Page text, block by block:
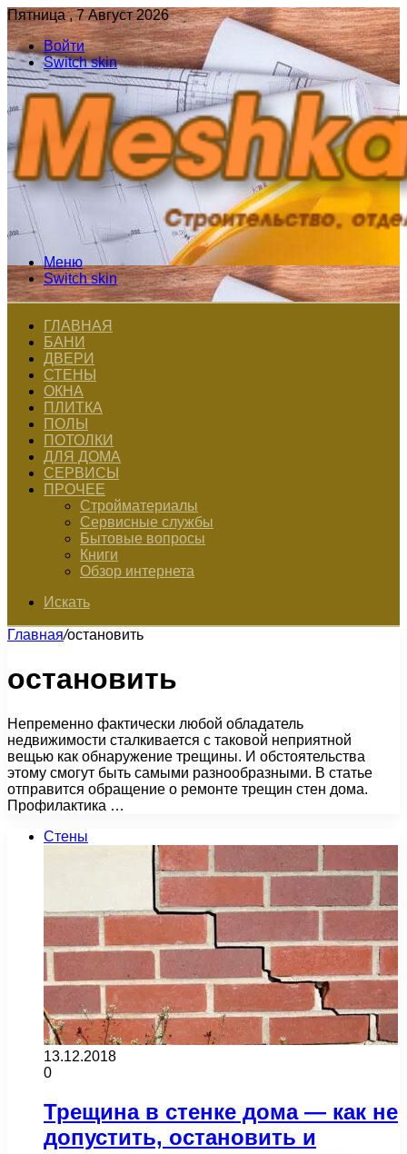
Пятница , 7 Август 2026
Войти
Switch skin
Меню
Switch skin
ГЛАВНАЯ
БАНИ
ДВЕРИ
СТЕНЫ
ОКНА
ПЛИТКА
ПОЛЫ
ПОТОЛКИ
ДЛЯ ДОМА
СЕРВИСЫ
ПРОЧЕЕ
Стройматериалы
Сервисные службы
Бытовые вопросы
Книги
Обзор интернета
Искать
Главная/остановить
остановить
Непременно фактически любой обладатель
недвижимости сталкивается с таковой неприятной
вещью как обнаружение трещины. И обстоятельства
этому смогут быть самыми разнообразными. В статье
отправится обращение о ремонте трещин стен дома.
Профилактика …
Стены
13.12.2018
0
Трещина в стенке дома — как не
допустить, остановить и